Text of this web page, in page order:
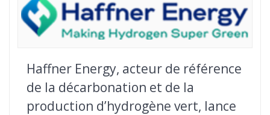
Haffner Energy, acteur de référence
de la décarbonation et de la
production d’hydrogène vert, lance